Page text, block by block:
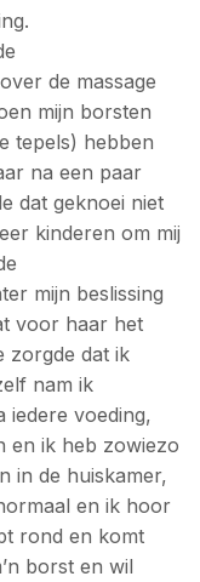
de massage
mijn borsten
tepels) hebben
na een paar
dat geknoei niet
kinderen om mij
mijn beslissing
voor haar het
zorgde dat ik
nam ik
iedere voeding,
en ik heb zowiezo
in de huiskamer,
en ik hoor
rond en komt
borst en wil